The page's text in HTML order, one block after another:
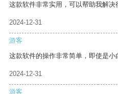
这款软件非常实用，可以帮助我解决
2024-12-31
游客
这款软件的操作非常简单，即使是小
2024-12-31
游客